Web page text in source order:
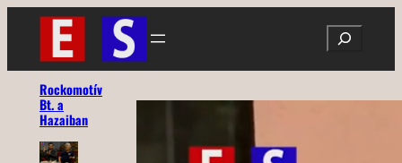
Ugrás
tartalomhoz
Search
Rockomotív
Bt. a
Hazaiban